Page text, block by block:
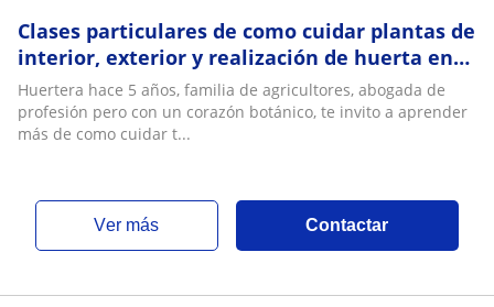
Clases particulares de como cuidar plantas de
interior, exterior y realización de huerta en
casa
Huertera hace 5 años, familia de agricultores, abogada de
profesión pero con un corazón botánico, te invito a aprender
más de como cuidar t...
ver más Contactar